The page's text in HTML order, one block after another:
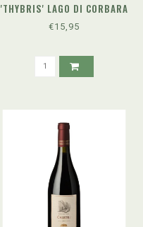
'THYBRIS' LAGO DI CORBARA
SANGIOVESE DOC (2021)
€15,95